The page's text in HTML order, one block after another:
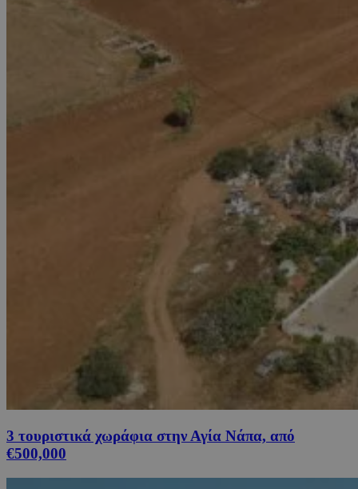
3 τουριστικά χωράφια στην Αγία Νάπα, από
€500,000